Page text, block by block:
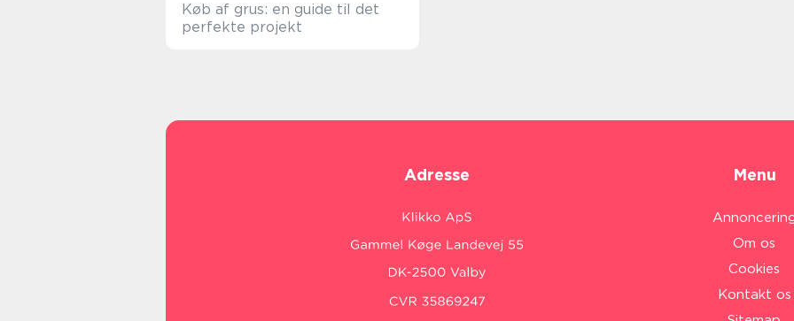
Køb af grus: en guide til det
perfekte projekt
Adresse Menu
Om os
Cookies
Kontakt os